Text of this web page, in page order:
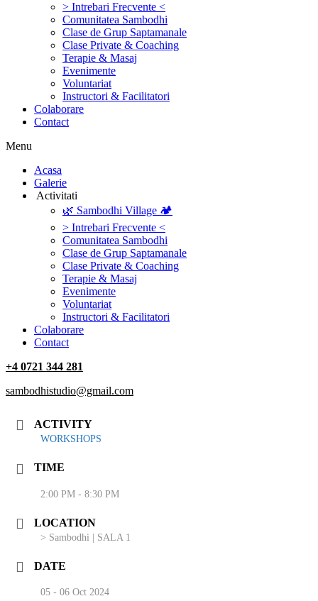
> Intrebari Frecvente <
Comunitatea Sambodhi
Clase de Grup Saptamanale
Clase Private & Coaching
Terapie & Masaj
‎Evenimente
Voluntariat
‏‏‎Instructori & Facilitatori
Colaborare
Contact
Menu
‎Acasa
Galerie
‎ ‎Activitati‎
🌿 Sambodhi Village 🏕️
> Intrebari Frecvente <
Comunitatea Sambodhi
Clase de Grup Saptamanale
Clase Private & Coaching
Terapie & Masaj
‎Evenimente
Voluntariat
‏‏‎Instructori & Facilitatori
Colaborare
Contact
+4 0721 344 281
sambodhistudio@gmail.com
ACTIVITY
WORKSHOPS
TIME
2:00 PM - 8:30 PM
LOCATION
> Sambodhi | SALA 1
DATE
05 - 06 Oct 2024